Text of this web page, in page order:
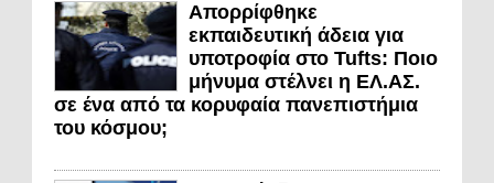
Απορρίφθηκε
εκπαιδευτική άδεια για
υποτροφία στο Tufts: Ποιο
μήνυμα στέλνει η ΕΛ.ΑΣ.
σε ένα από τα κορυφαία πανεπιστήμια
του κόσμου;